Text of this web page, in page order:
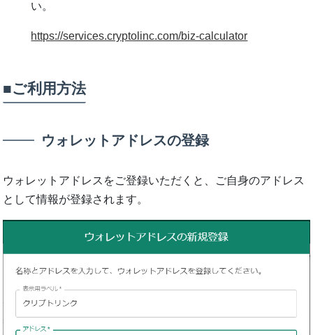
い。
https://services.cryptolinc.com/biz-calculator
■ご利⽤⽅法
ウォレットアドレスの登録
ウォレットアドレスをご登録いただくと、ご⾃⾝のアドレス
として情報が登録されます。